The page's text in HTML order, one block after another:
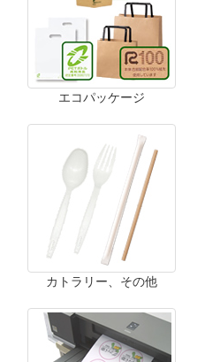
エコパッケージ
カトラリー、その他